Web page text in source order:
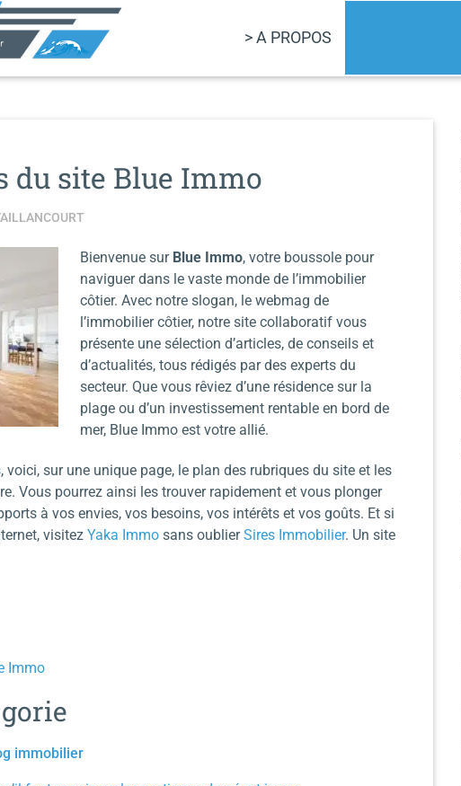
> A PROPOS
du site Blue Immo
Bienvenue sur Blue Immo, votre boussole pour
naviguer dans le vaste monde de l’immobilier
côtier. Avec notre slogan, le webmag de
l’immobilier côtier, notre site collaboratif vous
présente une sélection d’articles, de conseils et
d’actualités, tous rédigés par des experts du
secteur. Que vous rêviez d’une résidence sur la
plage ou d’un investissement rentable en bord de
mer, Blue Immo est votre allié.
sur une unique page, le plan des rubriques du site et les
Vous pourrez ainsi les trouver rapidement et vous plonger
à vos envies, vos besoins, vos intérêts et vos goûts. Et si
visitez Yaka Immo sans oublierSires Immobilier. Un site
Immo
immobilier